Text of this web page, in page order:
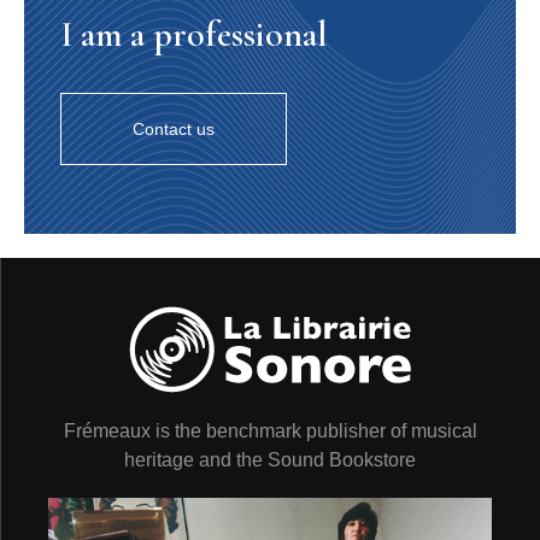
6. Grèbe esclavon / Slavonian Grebe / Podiceps auritus
0’44”. Parades d’un couple sur l’eau et cris en Suède
(24”), puis parades d’un couple sur l’eau en Islande
(24”).
0’44”. Display of a pair on water and calls in Sweden
(24”), then display of a pair on water in Iceland (20”).
7. Grèbe à cou noir / Black-necked Grebe / Podiceps
nigricollis
0’27”. Cris, et parades sur l’eau.
0’27”. Calls, and display on water.
PROCELLARIIDAE
0’32”. Parades d’un couple sur son nid.
0’32”. Display of a pair at the nest.
9. Puffin cendré / Cory’s Shearwater / Calonectris
0’51”. Cris nocturnes en vol. De 23” à 30” cris à l’entrée
du terrier.
0’51”. Night calls in flight. From 23” to 30”: calls at the
entrance to the burrow.
10. Puffin des Anglais / Manx Shearwater / Puffinus
puffinus
I am a professional
Contact us
Frémeaux is the benchmark publisher of musical
heritage and the Sound Bookstore